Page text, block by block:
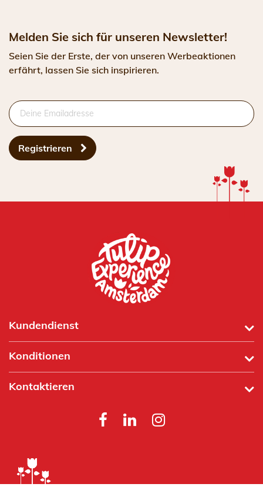
Melden Sie sich für unseren Newsletter!
Seien Sie der Erste, der von unseren Werbeaktionen
erfährt, lassen Sie sich inspirieren.
Registrieren
Kundendienst
Konditionen
Kontaktieren